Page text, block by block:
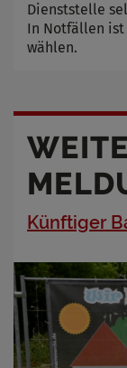
Dienststelle
In Notfällen ist
wählen.
Künftiger